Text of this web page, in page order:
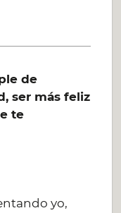
de
ser más feliz
te
yo,